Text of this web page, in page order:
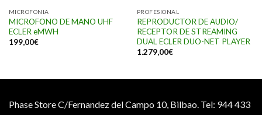
MICROFONIA
MICROFONO DE MANO UHF
ECLER eMWH
199,00€
PROFESIONAL
REPRODUCTOR DE AUDIO/
RECEPTOR DE STREAMING
DUAL ECLER DUO-NET PLAYER
1.279,00€
Phase Store C/Fernandez del Campo 10, Bilbao. Tel: 944 433